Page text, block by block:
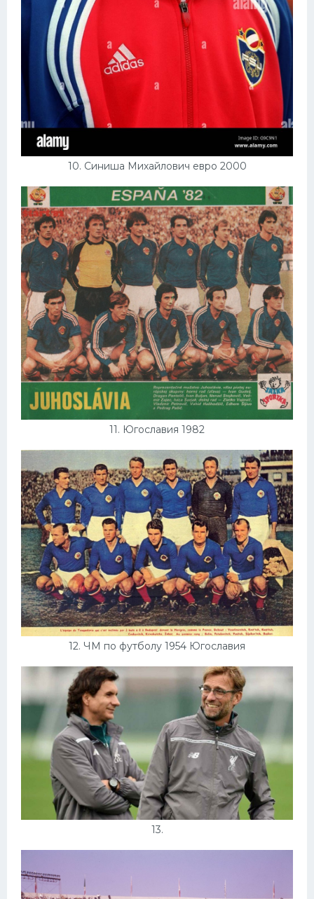
10. Синиша Михайлович евро 2000
11. Югославия 1982
12. ЧМ по футболу 1954 Югославия
13.